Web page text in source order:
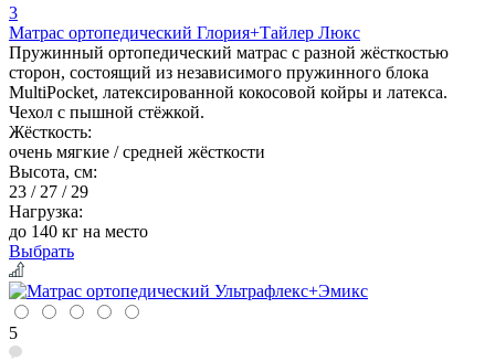
3
Матрас ортопедический Глория+Тайлер Люкс
Пружинный ортопедический матрас с разной жёсткостью
сторон, состоящий из независимого пружинного блока
MultiPocket, латексированной кокосовой койры и латекса.
Чехол с пышной стёжкой.
Жёсткость:
очень мягкие / средней жёсткости
Высота, см:
23 / 27 / 29
Нагрузка:
до 140 кг на место
Выбрать
5